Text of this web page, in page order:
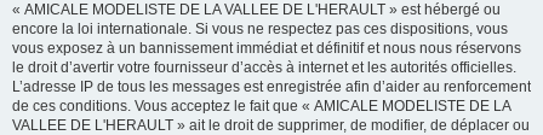
« AMICALE MODELISTE DE LA VALLEE DE L'HERAULT » est hébergé ou
encore la loi internationale. Si vous ne respectez pas ces dispositions, vous
vous exposez à un bannissement immédiat et définitif et nous nous réservons
le droit d’avertir votre fournisseur d’accès à internet et les autorités officielles.
L’adresse IP de tous les messages est enregistrée afin d’aider au renforcement
de ces conditions. Vous acceptez le fait que « AMICALE MODELISTE DE LA
VALLEE DE L'HERAULT » ait le droit de supprimer, de modifier, de déplacer ou